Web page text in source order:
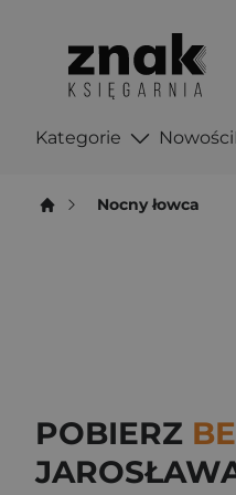
Kategorie Nowości
Nocny łowca
POBIERZ